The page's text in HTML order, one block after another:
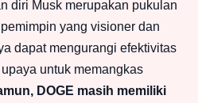
diri Musk merupakan pukulan
yang visioner dan
dapat mengurangi efektivitas
untuk memangkas
DOGE masih memiliki